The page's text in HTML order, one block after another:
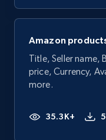
Amazon
Title, Seller name,
price, Currency,
more.
35.3K+